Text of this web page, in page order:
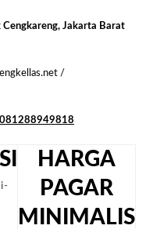
Cengkareng, Jakarta Barat
/
081288949818
HARGA
PAGAR
MINIMALIS